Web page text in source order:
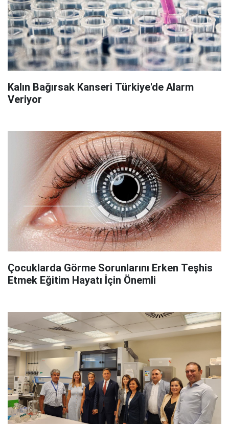
Kalın Bağırsak Kanseri Türkiye'de Alarm
Veriyor
Çocuklarda Görme Sorunlarını Erken Teşhis
Etmek Eğitim Hayatı İçin Önemli